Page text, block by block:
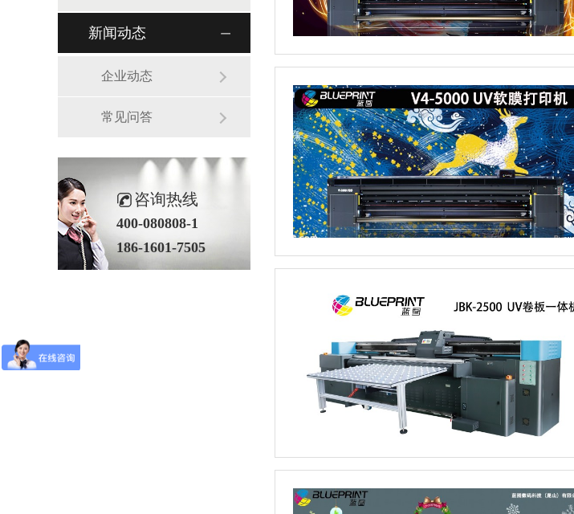
新闻动态
企业动态
常见问答
咨询热线
400-080808-1
186-1601-7505